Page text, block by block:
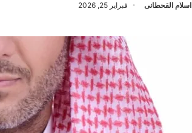
اسلام القحطانى فبراير 25, 2026